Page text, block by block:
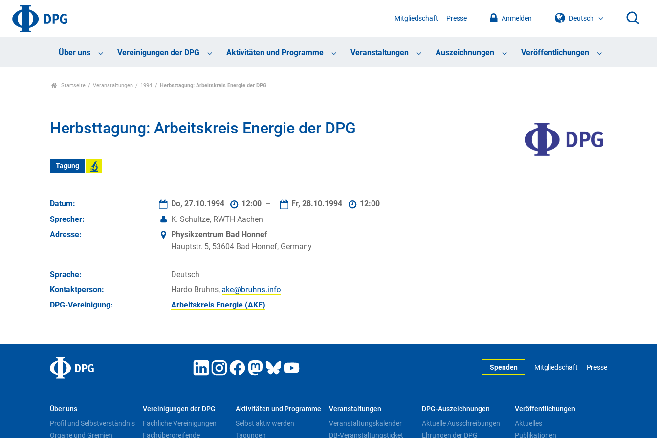
Deutsch
Anmelden
Mitgliedschaft Presse
Über uns Vereinigungen der DPG Aktivitäten und Programme Veranstaltungen Auszeichnungen Veröffentlichungen
Startseite Veranstaltungen 1994 Herbsttagung: Arbeitskreis Energie der DPG
Herbsttagung: Arbeitskreis Energie der DPG
Tagung
Datum: Do, 27.10.1994 12:00 – Fr, 28.10.1994
12:00
Sprecher:
K. Schultze, RWTH Aachen
Adresse:
Physikzentrum Bad Honnef
Hauptstr. 5, 53604 Bad Honnef, Germany
Sprache:
Deutsch
Kontakt­person:
Hardo Bruhns,
DPG-Vereinigung:
Arbeitskreis Energie (AKE)
Spenden Mitgliedschaft Presse
Über uns
Profil und Selbstverständnis
Organe und Gremien
Vereinigungen der DPG
Fachliche Vereinigungen
Fachübergreifende
Aktivitäten und Programme
Selbst aktiv werden
Tagungen
Veranstaltungen
Veranstaltungskalender
DB-Veranstaltungsticket
DPG-Auszeichnungen
Aktuelle Ausschreibungen
Ehrungen der DPG
Veröffentlichungen
Aktuelles
Publikationen